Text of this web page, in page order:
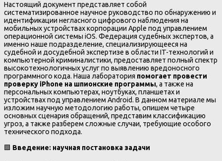
Настоящий документ представляет собой
систематизированное научное руководство по обнаружению и
идентификации негласного цифрового наблюдения на
мобильных устройствах корпорации Apple под управлением
операционной системы iOS. Федерация судебных экспертов, а
именно наше подразделение, специализирующееся на
судебной и досудебной экспертизе в области IT-технологий и
компьютерной криминалистики, предоставляет полный спектр
высокотехнологичных услуг по выявлению вредоносного
программного кода. Наша лаборатория помогает провести
проверку iPhone на шпионские программы, а также на
персональных компьютерах, ноутбуках, планшетах и
устройствах под управлением Android. В данном материале мы
изложим научную методологию работы, опишем четыре
основных сценария обращений, представим классификацию
угроз, а также разберем сложные случаи, требующие особого
технического подхода.
🟩 Введение: научная постановка задачи